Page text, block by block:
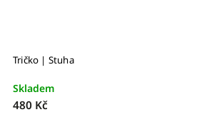
Tričko | Stuha
Skladem
480 Kč